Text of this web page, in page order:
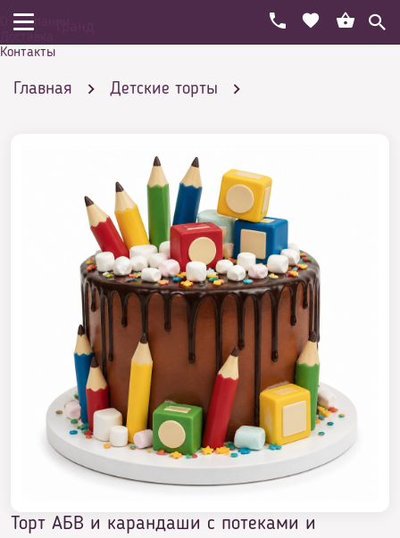
О компании
Контакты
Главная Детские торты
В Детский сад
Торты на выпускной в детский сад
Торт АБВ и карандаши с потеками и
маршмеллоу
Торт АБВ и карандаши с потеками и